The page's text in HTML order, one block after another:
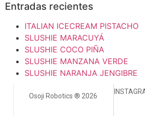
Entradas recientes
ITALIAN ICECREAM PISTACHO
SLUSHIE MARACUYÁ
SLUSHIE COCO PIÑA
SLUSHIE MANZANA VERDE
SLUSHIE NARANJA JENGIBRE
Osoji Robotics ® 2026